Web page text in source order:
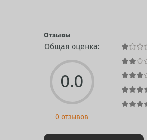
Отзывы
Общая оценка:
0.0
0 отзывов